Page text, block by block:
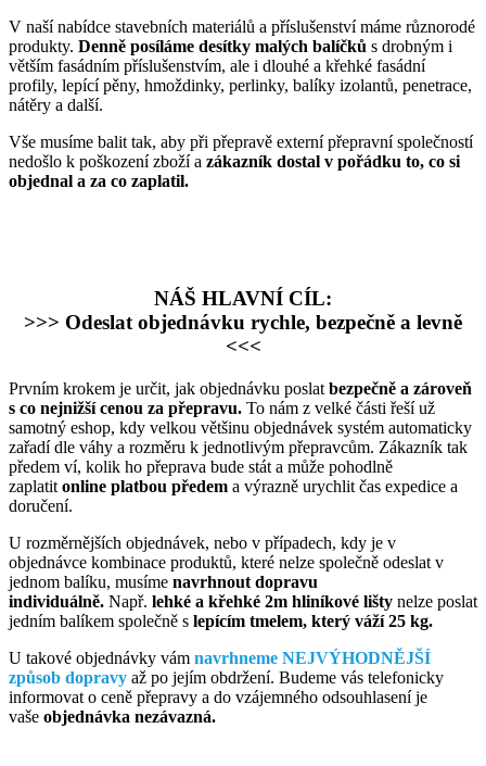
V naší nabídce stavebních materiálů a příslušenství máme různorodé
produkty. Denně posíláme desítky malých balíčků s drobným i
větším fasádním příslušenstvím, ale i dlouhé a křehké fasádní
profily, lepící pěny, hmoždinky, perlinky, balíky izolantů, penetrace,
nátěry a další.
Vše musíme balit tak, aby při přepravě externí přepravní společností
nedošlo k poškození zboží a zákazník dostal v pořádku to, co si
objednal a za co zaplatil.
NÁŠ HLAVNÍ CÍL:
>>> Odeslat objednávku rychle, bezpečně a levně
<<<
Prvním krokem je určit, jak objednávku poslat bezpečně a zároveň
s co nejnižší cenou za přepravu. To nám z velké části řeší už
samotný eshop, kdy velkou většinu objednávek systém automaticky
zařadí dle váhy a rozměru k jednotlivým přepravcům. Zákazník tak
předem ví, kolik ho přeprava bude stát a může pohodlně
zaplatit online platbou předem a výrazně urychlit čas expedice a
doručení.
U rozměrnějších objednávek, nebo v případech, kdy je v
objednávce kombinace produktů, které nelze společně odeslat v
jednom balíku, musíme navrhnout dopravu
individuálně. Např. lehké a křehké 2m hliníkové lišty nelze poslat
jedním balíkem společně s lepícím tmelem, který váží 25 kg.
U takové objednávky vám navrhneme NEJVÝHODNĚJŠÍ
způsob dopravy až po jejím obdržení. Budeme vás telefonicky
informovat o ceně přepravy a do vzájemného odsouhlasení je
vaše objednávka nezávazná.